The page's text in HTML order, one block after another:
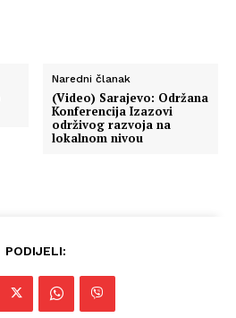
Naredni članak
(Video) Sarajevo: Održana
Konferencija Izazovi
održivog razvoja na
lokalnom nivou
PODIJELI: